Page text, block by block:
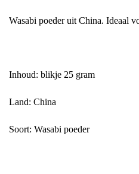
Wasabi poeder uit China. Ideaal
Inhoud: blikje 25 gram
Land: China
Soort: Wasabi poeder